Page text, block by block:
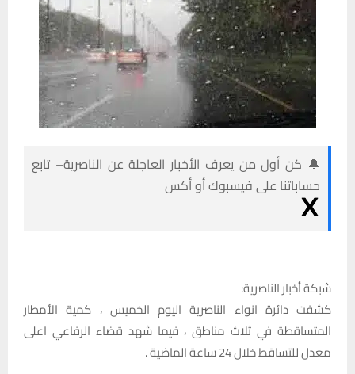
🔔 كن أول من يعرف الأخبار العاجلة عن الناصرية– تابع
حساباتنا على فيسبوك أو أكس
شبكة أخبار الناصرية:
كشفت دائرة انواء الناصرية اليوم الخميس ، كمية الأمطار
المتساقطة في ثلاث مناطق ، فيما شهد قضاء الرفاعي اعلى
معدل للتساقط خلال 24 ساعة الماضية .